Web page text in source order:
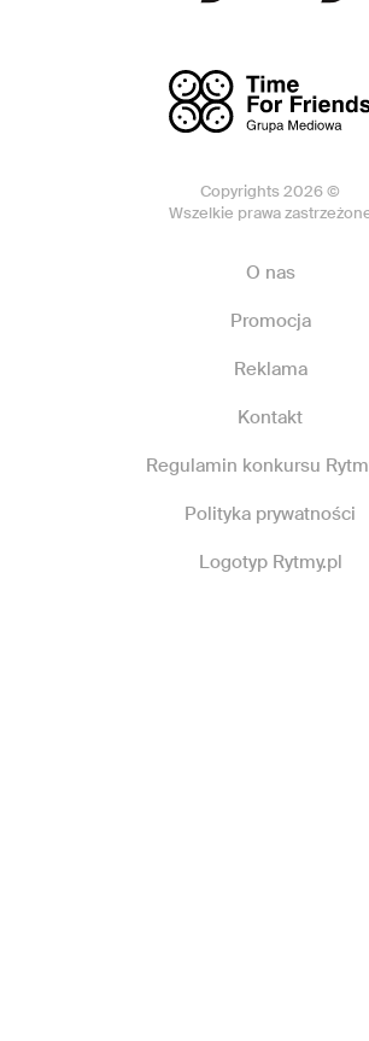
Copyrights 2026 ©
Wszelkie prawa
O nas
Promocja
Reklama
Kontakt
Regulamin konkursu
Polityka prywatności
Logotyp Rytmy.pl